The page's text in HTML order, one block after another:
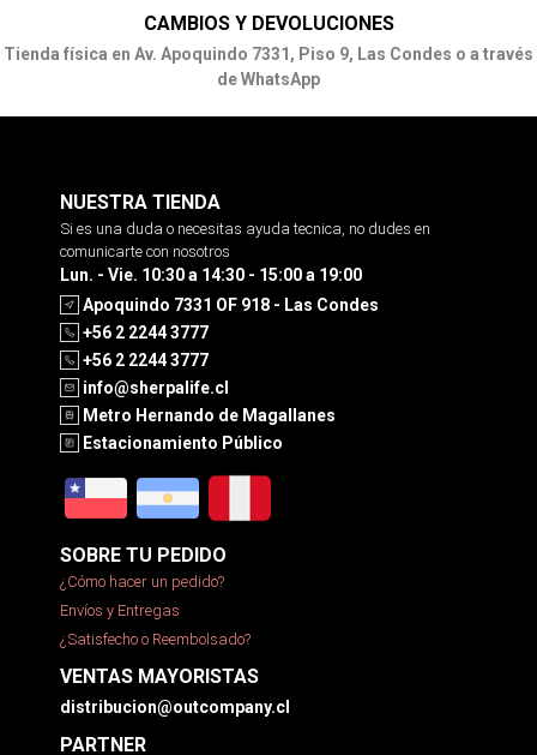
CAMBIOS Y DEVOLUCIONES
Tienda física en Av. Apoquindo 7331, Piso 9, Las Condes o a través
de WhatsApp
NUESTRA TIENDA
Si es una duda o necesitas ayuda tecnica, no dudes en
comunicarte con nosotros
Lun. - Vie. 10:30 a 14:30 - 15:00 a 19:00
Apoquindo 7331 OF 918 - Las Condes
+56 2 2244 3777
+56 2 2244 3777
info@sherpalife.cl
Metro Hernando de Magallanes
Estacionamiento Público
SOBRE TU PEDIDO
¿Cómo hacer un pedido?
Envíos y Entregas
¿Satisfecho o Reembolsado?
VENTAS MAYORISTAS
distribucion@outcompany.cl
PARTNER